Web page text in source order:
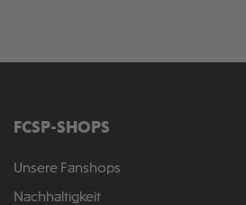
FCSP-SHOPS
Unsere Fanshops
Nachhaltigkeit